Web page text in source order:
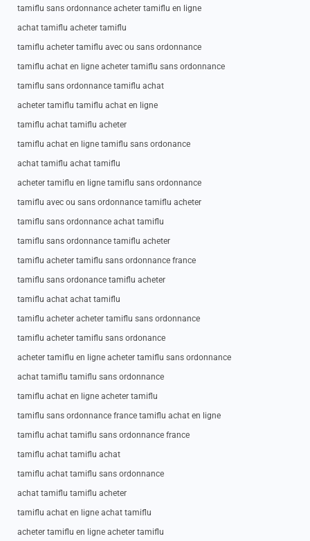
tamiflu sans ordonnance acheter tamiflu en ligne
achat tamiflu acheter tamiflu
tamiflu acheter tamiflu avec ou sans ordonnance
tamiflu achat en ligne acheter tamiflu sans ordonnance
tamiflu sans ordonnance tamiflu achat
acheter tamiflu tamiflu achat en ligne
tamiflu achat tamiflu acheter
tamiflu achat en ligne tamiflu sans ordonance
achat tamiflu achat tamiflu
acheter tamiflu en ligne tamiflu sans ordonnance
tamiflu avec ou sans ordonnance tamiflu acheter
tamiflu sans ordonnance achat tamiflu
tamiflu sans ordonnance tamiflu acheter
tamiflu acheter tamiflu sans ordonnance france
tamiflu sans ordonance tamiflu acheter
tamiflu achat achat tamiflu
tamiflu acheter acheter tamiflu sans ordonnance
tamiflu acheter tamiflu sans ordonance
acheter tamiflu en ligne acheter tamiflu sans ordonnance
achat tamiflu tamiflu sans ordonnance
tamiflu achat en ligne acheter tamiflu
tamiflu sans ordonnance france tamiflu achat en ligne
tamiflu achat tamiflu sans ordonnance france
tamiflu achat tamiflu achat
tamiflu achat tamiflu sans ordonnance
achat tamiflu tamiflu acheter
tamiflu achat en ligne achat tamiflu
acheter tamiflu en ligne acheter tamiflu